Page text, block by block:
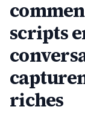
scripts
riches